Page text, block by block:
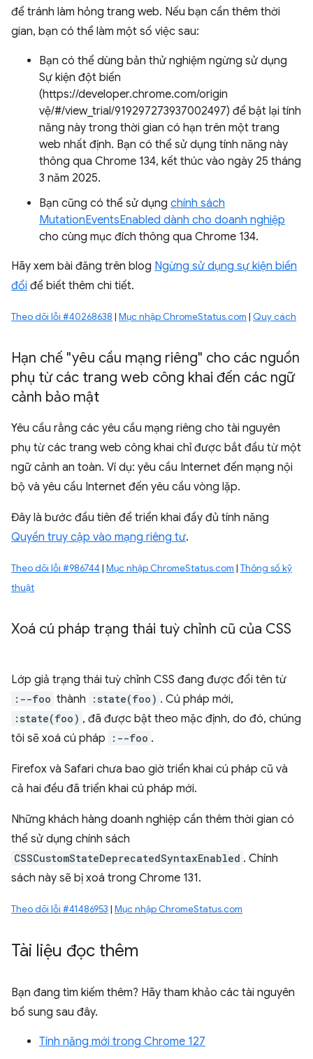
để tránh làm hỏng trang web. Nếu bạn cần thêm thời
gian, bạn có thể làm một số việc sau:
Bạn có thể dùng bản thử nghiệm ngừng sử dụng
Sự kiện đột biến
(https://developer.chrome.com/origin
vệ/#/view_trial/919297273937002497) để bật lại tính
năng này trong thời gian có hạn trên một trang
web nhất định. Bạn có thể sử dụng tính năng này
thông qua Chrome 134, kết thúc vào ngày 25 tháng
3 năm 2025.
Bạn cũng có thể sử dụng chính sách
MutationEventsEnabled dành cho doanh nghiệp
cho cùng mục đích thông qua Chrome 134.
Hãy xem bài đăng trên blog Ngừng sử dụng sự kiện biến
đổi để biết thêm chi tiết.
Theo dõi lỗi #40268638 | Mục nhập ChromeStatus.com | Quy cách
Hạn chế "yêu cầu mạng riêng" cho các nguồn
phụ từ các trang web công khai đến các ngữ
cảnh bảo mật
Yêu cầu rằng các yêu cầu mạng riêng cho tài nguyên
phụ từ các trang web công khai chỉ được bắt đầu từ một
ngữ cảnh an toàn. Ví dụ: yêu cầu Internet đến mạng nội
bộ và yêu cầu Internet đến yêu cầu vòng lặp.
Đây là bước đầu tiên để triển khai đầy đủ tính năng
Quyền truy cập vào mạng riêng tư.
Theo dõi lỗi #986744 | Mục nhập ChromeStatus.com | Thông số kỹ
thuật
Xoá cú pháp trạng thái tuỳ chỉnh cũ của CSS
Lớp giả trạng thái tuỳ chỉnh CSS đang được đổi tên từ
:--foo thành :state(foo) . Cú pháp mới,
:state(foo) , đã được bật theo mặc định, do đó, chúng
tôi sẽ xoá cú pháp
:--foo .
Firefox và Safari chưa bao giờ triển khai cú pháp cũ và
cả hai đều đã triển khai cú pháp mới.
Những khách hàng doanh nghiệp cần thêm thời gian có
thể sử dụng chính sách
CSSCustomStateDeprecatedSyntaxEnabled . Chính
sách này sẽ bị xoá trong Chrome 131.
Theo dõi lỗi #41486953 | Mục nhập ChromeStatus.com
Tài liệu đọc thêm
Bạn đang tìm kiếm thêm? Hãy tham khảo các tài nguyên
bổ sung sau đây.
Tính năng mới trong Chrome 127